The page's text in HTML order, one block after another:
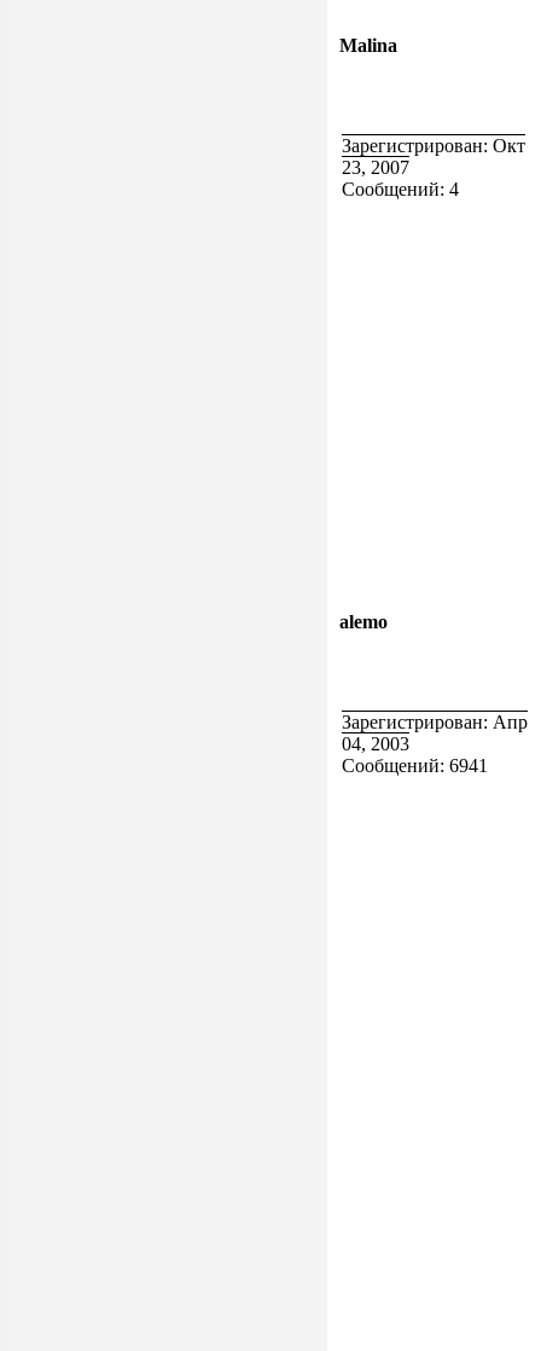
Malina
Зарегистрирован: Окт
23, 2007
Сообщений: 4
alemo
Зарегистрирован: Апр
04, 2003
Сообщений: 6941